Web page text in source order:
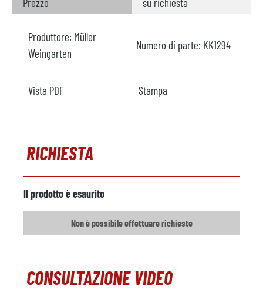
Produttore: Müller
Weingarten
Numero di parte: KK1294
Vista PDF Stampa
RICHIESTA
Il prodotto è esaurito
Non è possibile effettuare richieste
CONSULTAZIONE VIDEO